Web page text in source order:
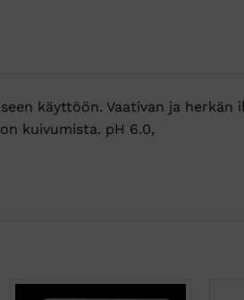
käyttöön. Vaativan ja herkän
kuivumista. pH 6.0,